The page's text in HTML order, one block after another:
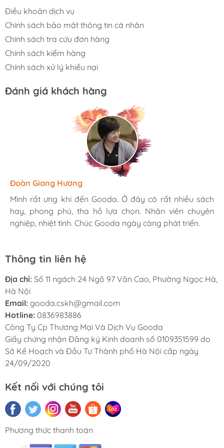
Điều khoản dịch vụ
Chính sách bảo mật thông tin cá nhân
Chính sách tra cứu đơn hàng
Chính sách kiểm hàng
Chính sách xử lý khiếu nại
Đánh giá khách hàng
Hương Suri
Mình rất ưng khi đến Gooda. Ở đây có rất nhiều sách
hay, phong phú, tha hồ lựa chọn. Nhân viên chuyên
nghiệp, nhiệt tình. Chúc Gooda ngày càng phát triển.
Đoàn Giang Hương
Mình rất ưng khi đến Gooda. Ở đây có rất nhiều sách
hay, phong phú, tha hồ lựa chọn. Nhân viên chuyên
nghiệp, nhiệt tình. Chúc Gooda ngày càng phát triển.
Ngọc Anh
Mình rất ưng khi đến Gooda. Ở đây có rất nhiều sách
hay, phong phú, tha hồ lựa chọn. Nhân viên chuyên
nghiệp, nhiệt tình. Chúc Gooda ngày càng phát triển.
Thông tin liên hệ
Địa chỉ: Số 11 ngách 24 Ngõ 97 Văn Cao, Phường Ngọc Hà,
Hà Nội
Email: gooda.cskh@gmail.com
Hotline: 0836983886
Công Ty Cp Thương Mại Và Dịch Vụ Gooda
Giấy chứng nhận Đăng ký Kinh doanh số 0109351599 do
Sở Kế Hoạch và Đầu Tư Thành phố Hà Nội cấp ngày
24/09/2020
Kết nối với chúng tôi
Phương thức thanh toán